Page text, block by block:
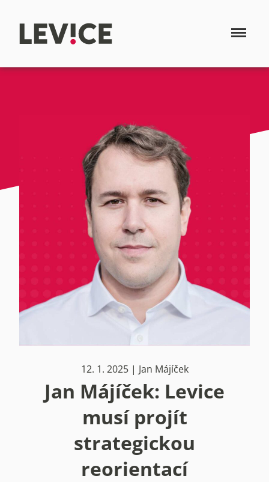
12. 1. 2025 | Jan Májíček
Jan Májíček: Levice
musí projít
strategickou
reorientací